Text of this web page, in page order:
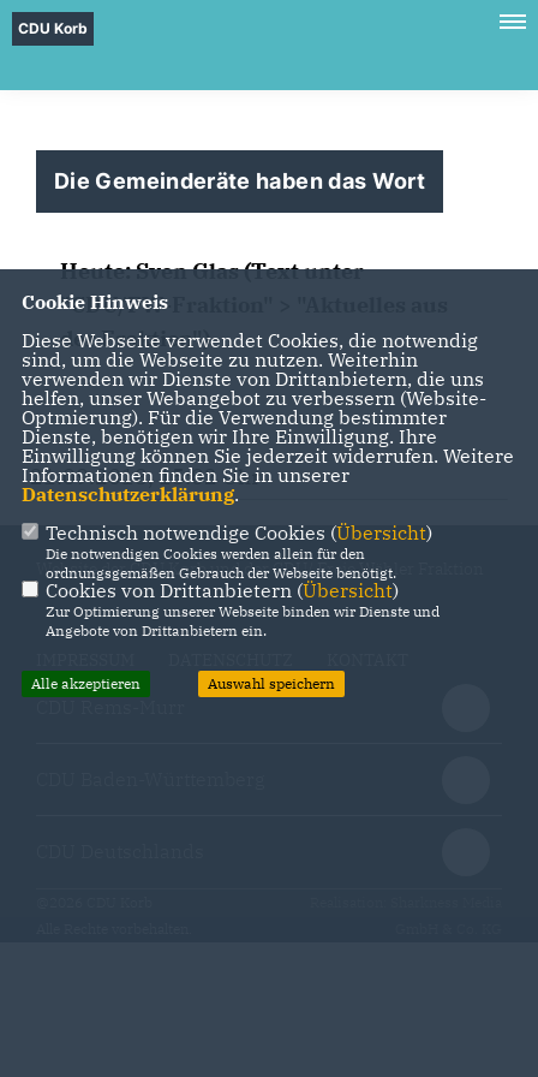
CDU Korb
Die Gemeinderäte haben das Wort
Heute: Sven Glas (Text unter
"CDU/FW-Fraktion" > "Aktuelles aus
der Fraktion")
21.09.2018, 15:02 Uhr
Website der CDU Korb und der CDU/ Freie Wähler Fraktion
Cookie Hinweis
Diese Webseite verwendet Cookies, die notwendig
sind, um die Webseite zu nutzen. Weiterhin
verwenden wir Dienste von Drittanbietern, die uns
helfen, unser Webangebot zu verbessern (Website-
Optmierung). Für die Verwendung bestimmter
Dienste, benötigen wir Ihre Einwilligung. Ihre
Einwilligung können Sie jederzeit widerrufen. Weitere
Informationen finden Sie in unserer
Datenschutzerklärung.
Technisch notwendige Cookies (Übersicht)
Die notwendigen Cookies werden allein für den
ordnungsgemäßen Gebrauch der Webseite benötigt.
Cookies von Drittanbietern (Übersicht)
Zur Optimierung unserer Webseite binden wir Dienste und
Angebote von Drittanbietern ein.
Alle akzeptieren Auswahl speichern